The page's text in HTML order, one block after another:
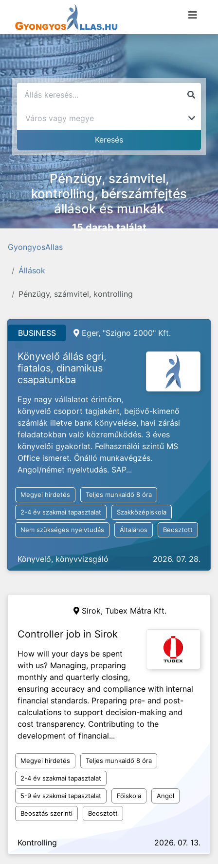
Pénzügy, számvitel,
kontrolling, bérszámfejtés
állások és munkák
15 darab találat
GyongyosAllas
Állások
Pénzügy, számvitel, kontrolling
BUSINESS Eger, "Szigno 2000" Kft.
Könyvelő állás egri,
fiatalos, dinamikus
csapatunkba
Egy nagy vállalatot érintően,
könyvelő csoport tagjaként, bejövő-kimenő
számlák illetve bank könyvelése, havi zárási
feladatokban való közreműködés. 3 éves
könyvelői gyakorlat. Felhasználói szintű MS
Office ismeret. Önálló munkavégzés.
Angol/német nyelvtudás. SAP...
Megyei hirdetés Teljes munkaidő 8 óra
2-4 év szakmai tapasztalat Szakközépiskola
Nem szükséges nyelvtudás Általános Beosztott
Könyvelő, könyvvizsgáló 2026. 07. 28.
Sirok, Tubex Mátra Kft.
Controller job in Sirok
How will your days be spent
with us? Managing, preparing
monthly and quarterly closing,
ensuring accuracy and compliance with internal
financial standards. Preparing pre- and post-
calculations to support decision-making and
cost transparency. Contributing to the
development of financial...
Megyei hirdetés Teljes munkaidő 8 óra
2-4 év szakmai tapasztalat
5-9 év szakmai tapasztalat Főiskola Angol
Beosztás szerinti Beosztott
Kontrolling 2026. 07. 13.